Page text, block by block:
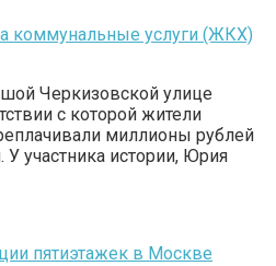
коммунальные услуги (ЖКХ)
Черкизовской улице
с которой жители
миллионы рублей
участника истории, Юрия
пятиэтажек в Москве